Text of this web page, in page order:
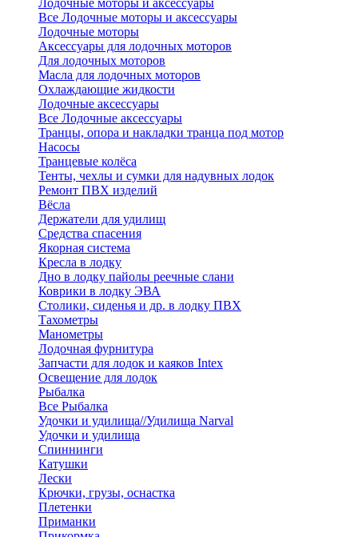
Лодочные моторы и аксессуары
Все Лодочные моторы и аксессуары
Лодочные моторы
Аксессуары для лодочных моторов
Для лодочных моторов
Масла для лодочных моторов
Охлаждающие жидкости
Лодочные аксессуары
Все Лодочные аксессуары
Транцы, опора и накладки транца под мотор
Насосы
Транцевые колёса
Тенты, чехлы и сумки для надувных лодок
Ремонт ПВХ изделий
Вёсла
Держатели для удилищ
Средства спасения
Якорная система
Кресла в лодку
Дно в лодку пайолы реечные слани
Коврики в лодку ЭВА
Столики, сиденья и др. в лодку ПВХ
Тахометры
Манометры
Лодочная фурнитура
Запчасти для лодок и каяков Intex
Освещение для лодок
Рыбалка
Все Рыбалка
Удочки и удилища//Удилища Narval
Удочки и удилища
Спиннинги
Катушки
Лески
Крючки, грузы, оснастка
Плетенки
Приманки